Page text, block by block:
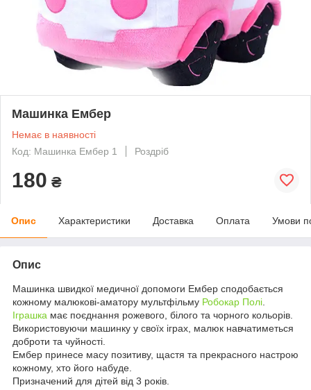
Машинка Ембер
Немає в наявності
Код: Машинка Ембер 1
Роздріб
180 ₴
Опис Характеристики Доставка Оплата Умови
Опис
Машинка швидкої медичної допомоги Ембер сподобається
кожному малюкові-аматору мультфільму Робокар Полі
Іграшка має поєднання рожевого, білого та чорного кольорів.
Використовуючи машинку у своїх іграх, малюк навчатиметься
доброти та чуйності.
Ембер принесе масу позитиву, щастя та прекрасного настрою
кожному, хто його набуде.
Призначений для дітей від 3 років.